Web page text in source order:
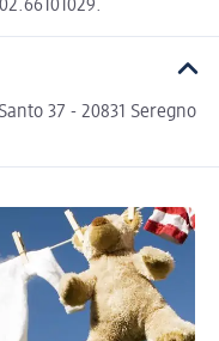
37 - 20831 Seregno